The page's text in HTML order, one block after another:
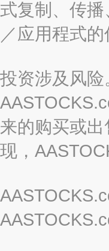
式复制、传
／应用程式
投资涉及风
来的购买或
现，